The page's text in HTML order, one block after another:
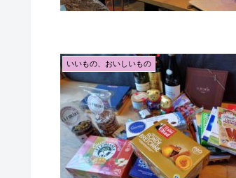
いいもの、おいしいもの